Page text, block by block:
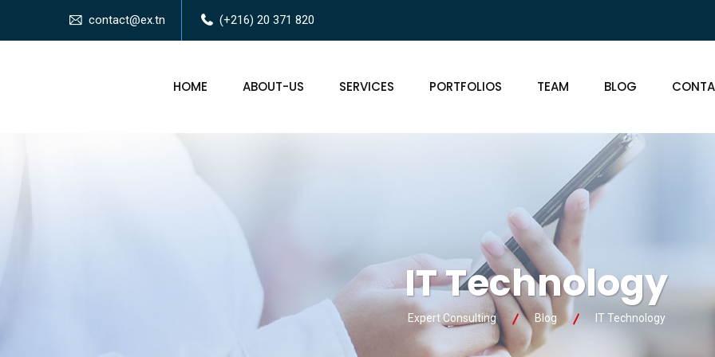
contact@ex.tn (+216) 20 371 820
HOME ABOUT-US SERVICES PORTFOLIOS TEAM BLOG
IT Technology
Expert Consulting Blog IT Technology